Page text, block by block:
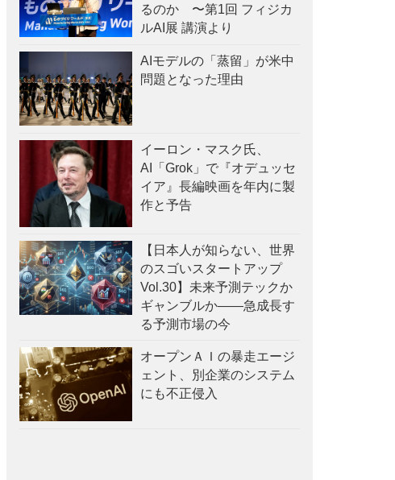
るのか 〜第1回 フィジカ
ルAI展 講演より
AIモデルの「蒸留」が米中
問題となった理由
イーロン・マスク氏、
AI「Grok」で『オデュッセ
イア』長編映画を年内に製
作と予告
【日本人が知らない、世界
のスゴいスタートアップ
Vol.30】未来予測テックか
ギャンブルか——急成長す
る予測市場の今
オープンＡＩの暴走エージ
ェント、別企業のシステム
にも不正侵入